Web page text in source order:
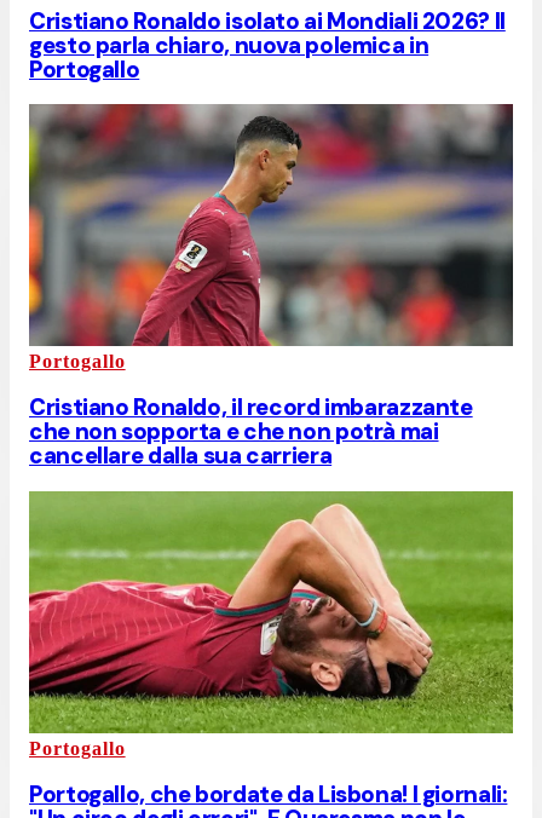
Cristiano Ronaldo isolato ai Mondiali 2026? Il
gesto parla chiaro, nuova polemica in
Portogallo
Portogallo
Cristiano Ronaldo, il record imbarazzante
che non sopporta e che non potrà mai
cancellare dalla sua carriera
Portogallo
Portogallo, che bordate da Lisbona! I giornali: